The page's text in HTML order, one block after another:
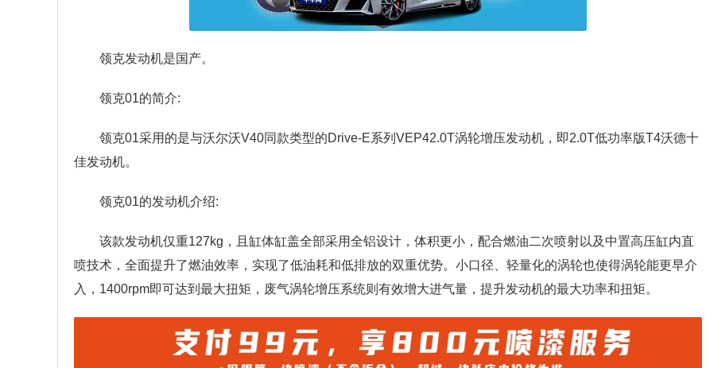
领克发动机是国产。
领克01的简介:
领克01采用的是与沃尔沃V40同款类型的Drive-E系列VEP42.0T涡轮增压发动机，即2.0T低功率版T4沃德十
佳发动机。
领克01的发动机介绍:
该款发动机仅重127kg，且缸体缸盖全部采用全铝设计，体积更小，配合燃油二次喷射以及中置高压缸内直
喷技术，全面提升了燃油效率，实现了低油耗和低排放的双重优势。小口径、轻量化的涡轮也使得涡轮能更早介
入，1400rpm即可达到最大扭矩，废气涡轮增压系统则有效增大进气量，提升发动机的最大功率和扭矩。